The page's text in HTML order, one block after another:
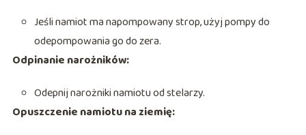
Jeśli namiot ma napompowany strop, użyj pompy do
odepompowania go do zera.
Odpinanie narożników:
Odepnij narożniki namiotu od stelarzy.
Opuszczenie namiotu na ziemię: